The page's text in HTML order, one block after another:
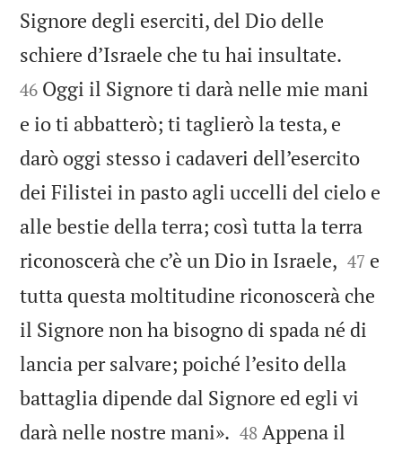
Signore degli eserciti, del Dio delle
schiere d’Israele che tu hai insultate.
46 Oggi il Signore ti darà nelle mie mani
e io ti abbatterò; ti taglierò la testa, e
darò oggi stesso i cadaveri dell’esercito
dei Filistei in pasto agli uccelli del cielo e
alle bestie della terra; così tutta la terra
riconoscerà che c’è un Dio in Israele, 

47 e
tutta questa moltitudine riconoscerà che
il Signore non ha bisogno di spada né di
lancia per salvare; poiché l’esito della
battaglia dipende dal Signore ed egli vi
darà nelle nostre mani». 

48 Appena il